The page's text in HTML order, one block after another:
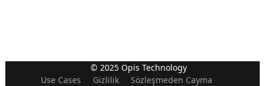
© 2025 Opis Technology
Use Cases
Gizlilik Sözleşmeden Cayma